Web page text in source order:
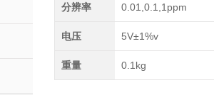
分辨率 0.01,0.1,1ppm
电压 5V±1%v
重量 0.1kg